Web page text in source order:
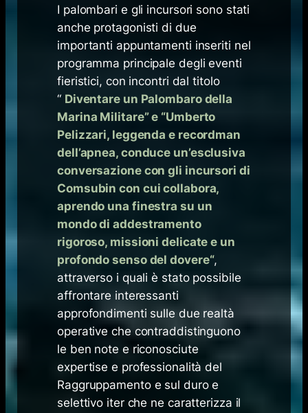
I palombari e gli incursori sono stati
anche protagonisti di due
importanti appuntamenti inseriti nel
programma principale degli eventi
fieristici, con incontri dal titolo
“ Diventare un Palombaro della
Marina Militare” e “Umberto
Pelizzari, leggenda e recordman
dell’apnea, conduce un’esclusiva
conversazione con gli incursori di
Comsubin con cui collabora,
aprendo una finestra su un
mondo di addestramento
rigoroso, missioni delicate e un
profondo senso del dovere“,
attraverso i quali è stato possibile
affrontare interessanti
approfondimenti sulle due realtà
operative che contraddistinguono
le ben note e riconosciute
expertise e professionalità del
Raggruppamento e sul duro e
selettivo iter che ne caratterizza il